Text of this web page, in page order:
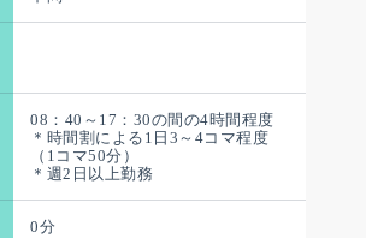
08：40～17：30の間の4時間程度
＊時間割による1日3～4コマ程度
（1コマ50分）
＊週2日以上勤務
0分